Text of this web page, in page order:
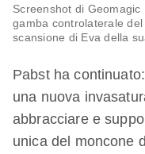
Screenshot di
gamba controlaterale
scansione di Eva della
Pabst ha
una nuova
abbracciare e
unica del moncone